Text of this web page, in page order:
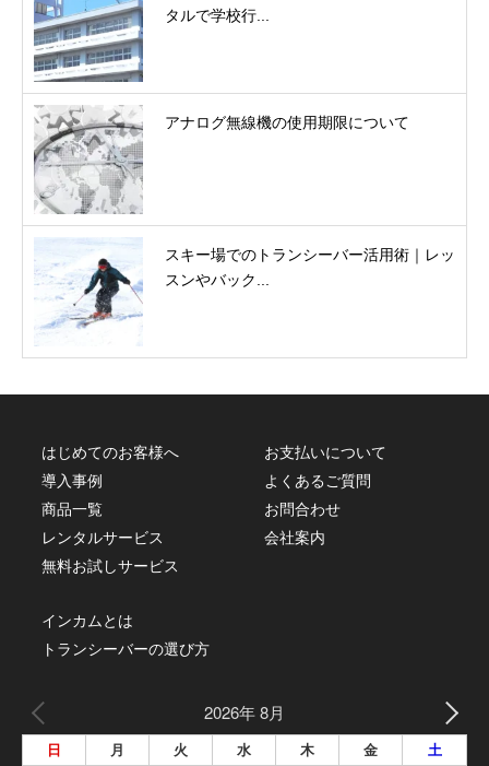
タルで学校行...
アナログ無線機の使用期限について
スキー場でのトランシーバー活用術｜レッ
スンやバック...
はじめてのお客様へ
導入事例
商品一覧
レンタルサービス
無料お試しサービス
お支払いについて
よくあるご質問
お問合わせ
会社案内
インカムとは
トランシーバーの選び方
2026年 8月
日 月 火 水 木 金 土